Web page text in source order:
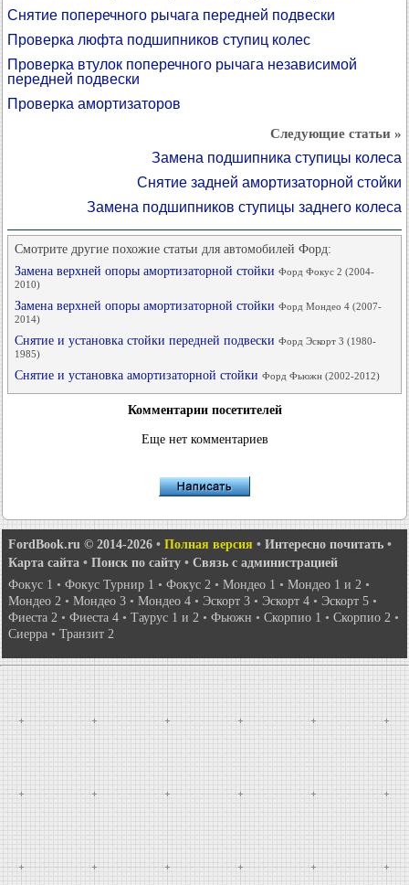
Снятие поперечного рычага передней подвески
Проверка люфта подшипников ступиц колес
Проверка втулок поперечного рычага независимой
передней подвески
Проверка амортизаторов
Следующие статьи »
Замена подшипника ступицы колеса
Снятие задней амортизаторной стойки
Замена подшипников ступицы заднего колеса
Смотрите другие похожие статьи для автомобилей Форд:
Замена верхней опоры амортизаторной стойки Форд Фокус 2 (2004-
2010)
Замена верхней опоры амортизаторной стойки Форд Мондео 4 (2007-
2014)
Снятие и установка стойки передней подвески Форд Эскорт 3 (1980-
1985)
Снятие и установка амортизаторной стойки Форд Фьюжн (2002-2012)
Комментарии посетителей
Еще нет комментариев
FordBook.ru © 2014-2026 • Полная версия • Интересно почитать •
Карта сайта • Поиск по сайту • Связь с администрацией
Фокус 1 • Фокус Турнир 1 • Фокус 2 • Мондео 1 • Мондео 1 и 2 •
Мондео 2 • Мондео 3 • Мондео 4 • Эскорт 3 • Эскорт 4 • Эскорт 5 •
Фиеста 2 • Фиеста 4 • Таурус 1 и 2 • Фьюжн • Скорпио 1 • Скорпио 2 •
Сиерра • Транзит 2